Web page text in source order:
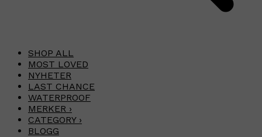
SHOP ALL
MOST LOVED
NYHETER
LAST CHANCE
WATERPROOF
MERKER ›
CATEGORY ›
BLOGG